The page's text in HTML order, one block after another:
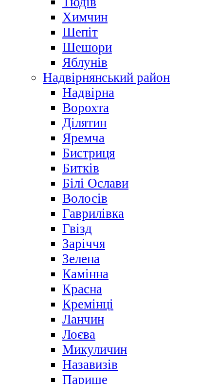
Химчин
Шепіт
Шешори
Яблунів
Надвірнянський район
Надвірна
Ворохта
Ділятин
Яремча
Бистриця
Битків
Білі Ослави
Волосів
Гаврилівка
Гвізд
Заріччя
Зелена
Камінна
Красна
Кремінці
Ланчин
Лоєва
Микуличин
Назавизів
Парище